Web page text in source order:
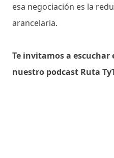
esa negociación es la
arancelaria.
Te invitamos a escuchar
nuestro podcast Ruta